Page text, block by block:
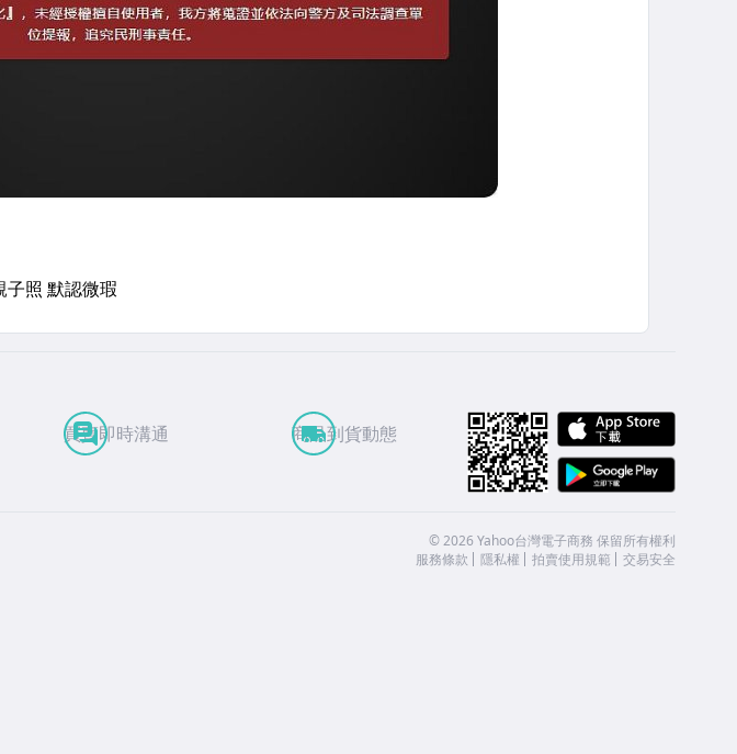
買賣即時溝通 商品到貨動態
©2026 Yahoo台灣電子商務 保留所有權利
服務條款
隱私權 拍賣使用規範 交易安全